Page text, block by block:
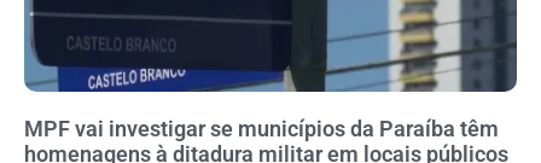
MPF vai investigar se municípios da Paraíba têm
homenagens à ditadura militar em locais públicos